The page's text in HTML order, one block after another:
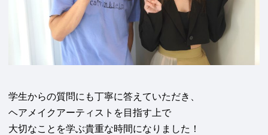
学生からの質問にも丁寧に答えていただき、
ヘアメイクアーティストを目指す上で
大切なことを学ぶ貴重な時間になりました！